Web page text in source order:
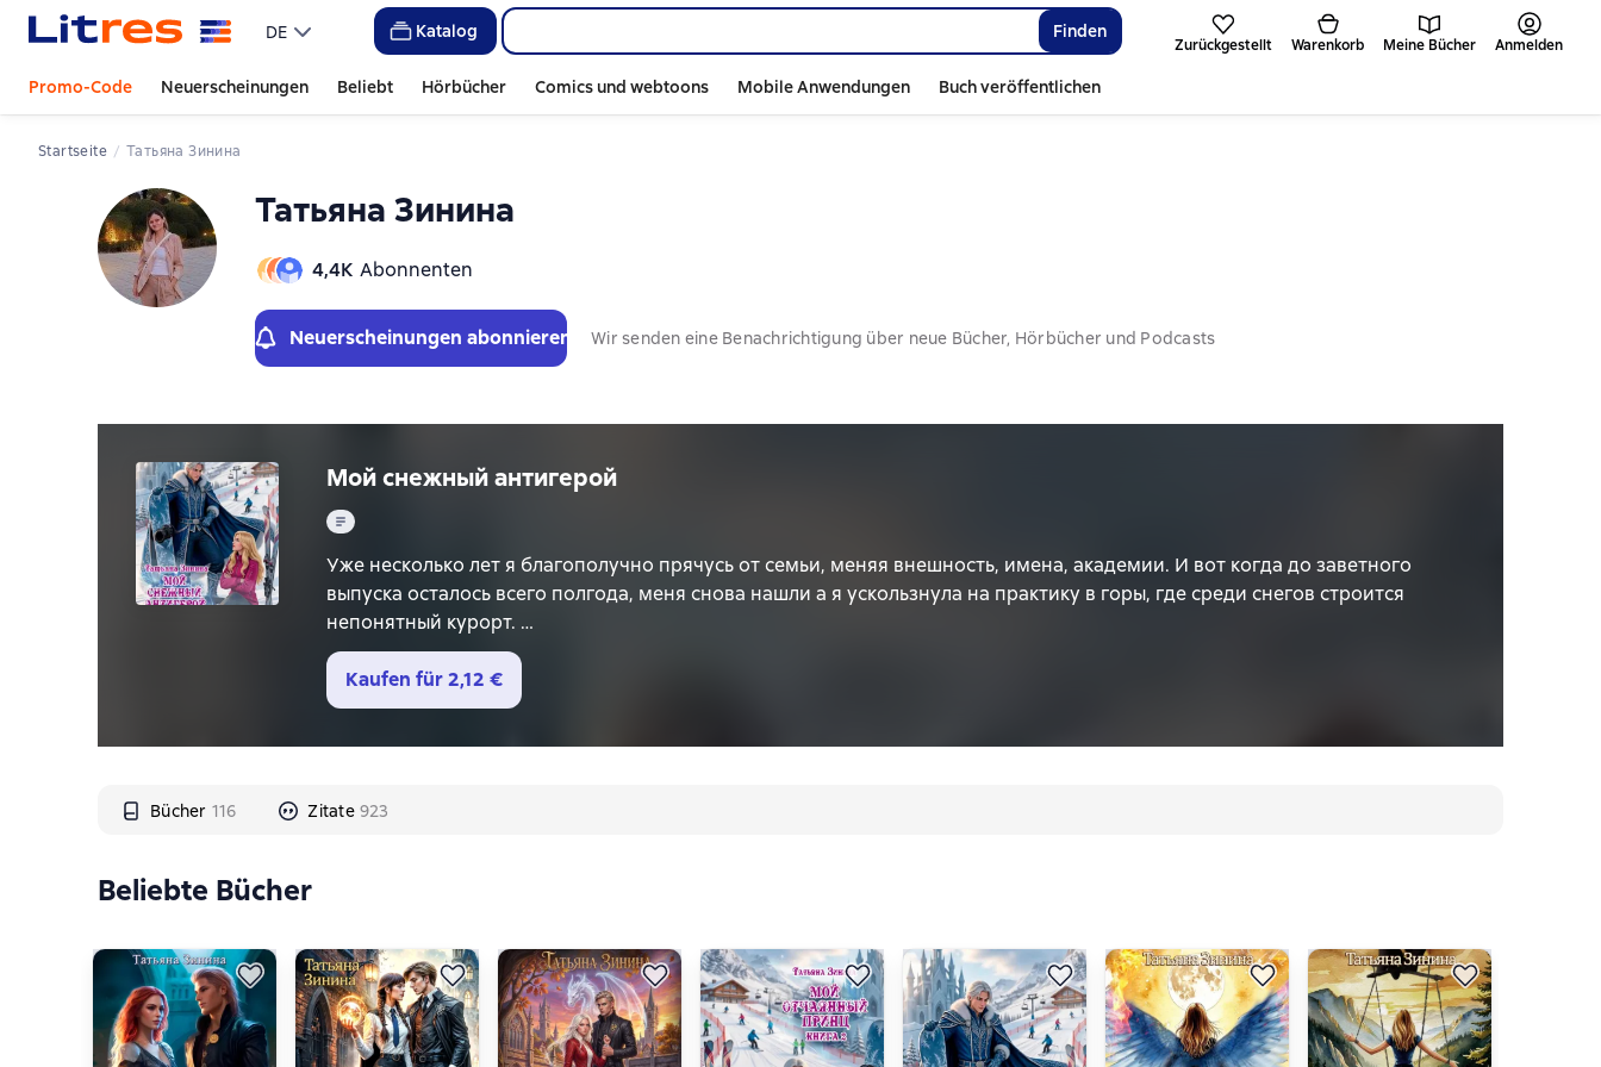
DE Katalog Finden
Zurückgestellt Warenkorb Meine Bücher Anmelden
Promo-Code Neuerscheinungen Beliebt Hörbücher Comics und webtoons Mobile Anwendungen Buch veröffentlichen
Startseite Татьяна Зинина
Татьяна Зинина
4,4К Abonnenten
Neuerscheinungen abonnieren Wir senden eine Benachrichtigung über neue Bücher, Hörbücher und Podcasts
Мой снежный антигерой
Text
Уже несколько лет я благополучно прячусь от семьи, меняя внешность, имена, академии. И вот когда до заветного
выпуска осталось всего полгода, меня снова нашли а я ускользнула на практику в горы, где среди снегов строится
непонятный курорт.
По слухам, его хозяин имеет отношение к королевской семье, а глобальное строительство – просто каприз. Этого
мага считают странным и даже сумасшедшим. Он бесконечно далёк от политических интриг, ему плевать на чужие
проблемы и заморочки но я каким-то неожиданным образом умудрилась его заинтересовать.
*очень своеобразный герой
Дилогия. Первый том.
Второй том называется "Мой отчаянный принц"
Kaufen für2,12 €
Bücher 116 Zitate 923
Слайдер с книгами
Beliebte Bücher
Слайдер с книгами